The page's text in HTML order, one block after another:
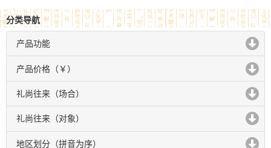
分类导航
产品功能
click to expand contents
产品价格（￥）
click to expand contents
礼尚往来（场合）
click to expand contents
礼尚往来（对象）
click to expand contents
地区划分（拼音为序）